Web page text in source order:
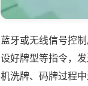
蓝牙或无线信号控
设好牌型等指令，
机洗牌、码牌过程